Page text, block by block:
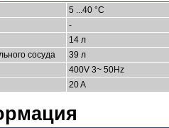
5 ...40 °C
-
14 л
сосуда
39 л
400V 3~ 50Hz
20 A